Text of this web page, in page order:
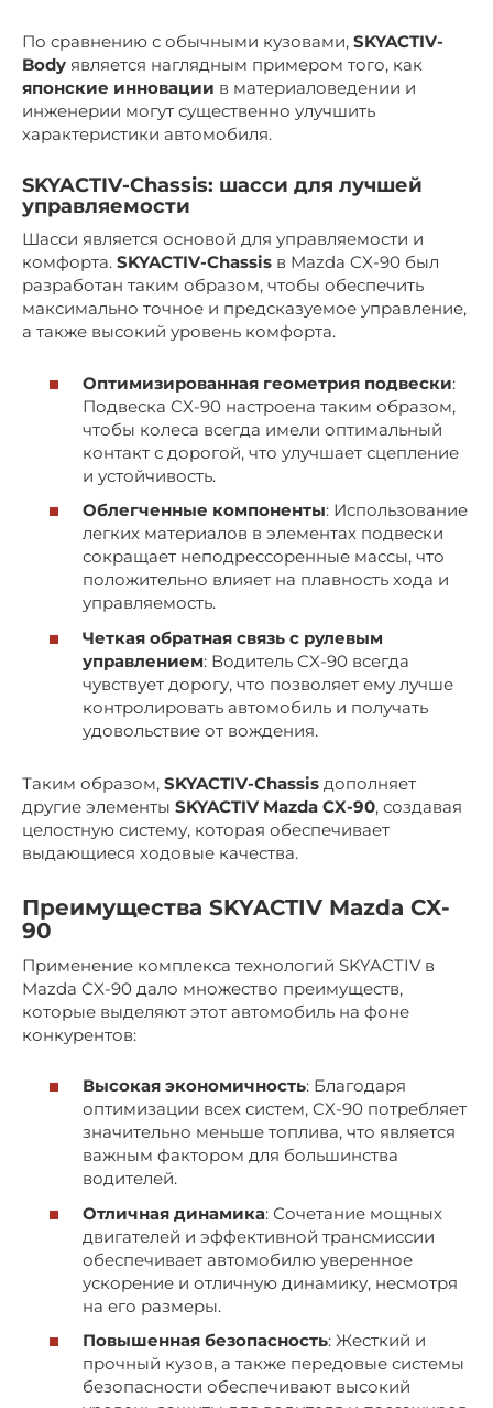
По сравнению с обычными кузовами, SKYACTIV-
Body является наглядным примером того, как
японские инновации в материаловедении и
инженерии могут существенно улучшить
характеристики автомобиля.
SKYACTIV-Chassis: шасси для лучшей
управляемости
Шасси является основой для управляемости и
комфорта. SKYACTIV-Chassis в Mazda CX-90 был
разработан таким образом, чтобы обеспечить
максимально точное и предсказуемое управление,
а также высокий уровень комфорта.
Оптимизированная геометрия подвески:
Подвеска CX-90 настроена таким образом,
чтобы колеса всегда имели оптимальный
контакт с дорогой, что улучшает сцепление
и устойчивость.
Облегченные компоненты: Использование
легких материалов в элементах подвески
сокращает неподрессоренные массы, что
положительно влияет на плавность хода и
управляемость.
Четкая обратная связь с рулевым
управлением: Водитель CX-90 всегда
чувствует дорогу, что позволяет ему лучше
контролировать автомобиль и получать
удовольствие от вождения.
Таким образом, SKYACTIV-Chassis дополняет
другие элементы SKYACTIV Mazda CX-90, создавая
целостную систему, которая обеспечивает
выдающиеся ходовые качества.
Преимущества SKYACTIV Mazda CX-
90
Применение комплекса технологий SKYACTIV в
Mazda CX-90 дало множество преимуществ,
которые выделяют этот автомобиль на фоне
конкурентов:
Высокая экономичность: Благодаря
оптимизации всех систем, CX-90 потребляет
значительно меньше топлива, что является
важным фактором для большинства
водителей.
Отличная динамика: Сочетание мощных
двигателей и эффективной трансмиссии
обеспечивает автомобилю уверенное
ускорение и отличную динамику, несмотря
на его размеры.
Повышенная безопасность: Жесткий и
прочный кузов, а также передовые системы
безопасности обеспечивают высокий